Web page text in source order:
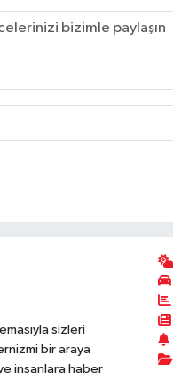
sizleri
bir araya
insanlara haber